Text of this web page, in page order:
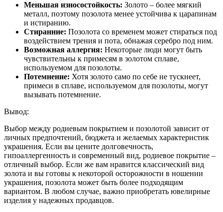
Меньшая износостойкость: Золото – более мягкий
металл, поэтому позолота менее устойчива к царапинам
и истиранию.
Стиранние: Позолота со временем может стираться под
воздействием трения и пота, обнажая серебро под ним.
Возможная аллергия: Некоторые люди могут быть
чувствительны к примесям в золотом сплаве,
используемом для позолоты.
Потемнение: Хотя золото само по себе не тускнеет,
примеси в сплаве, используемом для позолоты, могут
вызывать потемнение.
Вывод:
Выбор между родиевым покрытием и позолотой зависит от
личных предпочтений, бюджета и желаемых характеристик
украшения. Если вы цените долговечность,
гипоаллергенность и современный вид, родиевое покрытие –
отличный выбор. Если же вам нравится классический вид
золота и вы готовы к некоторой осторожности в ношении
украшения, позолота может быть более подходящим
вариантом. В любом случае, важно приобретать ювелирные
изделия у надежных продавцов.